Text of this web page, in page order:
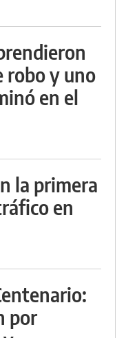
robo y uno
en el
la primera
en
por